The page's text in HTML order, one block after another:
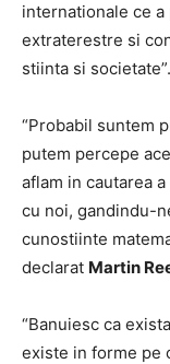
internationale ce
extraterestre si
stiinta si societate”.
“Probabil suntem
putem percepe
aflam in cautarea
cu noi, gandindu-
cunostiinte
declarat Martin
“Banuiesc ca
existe in forme pe